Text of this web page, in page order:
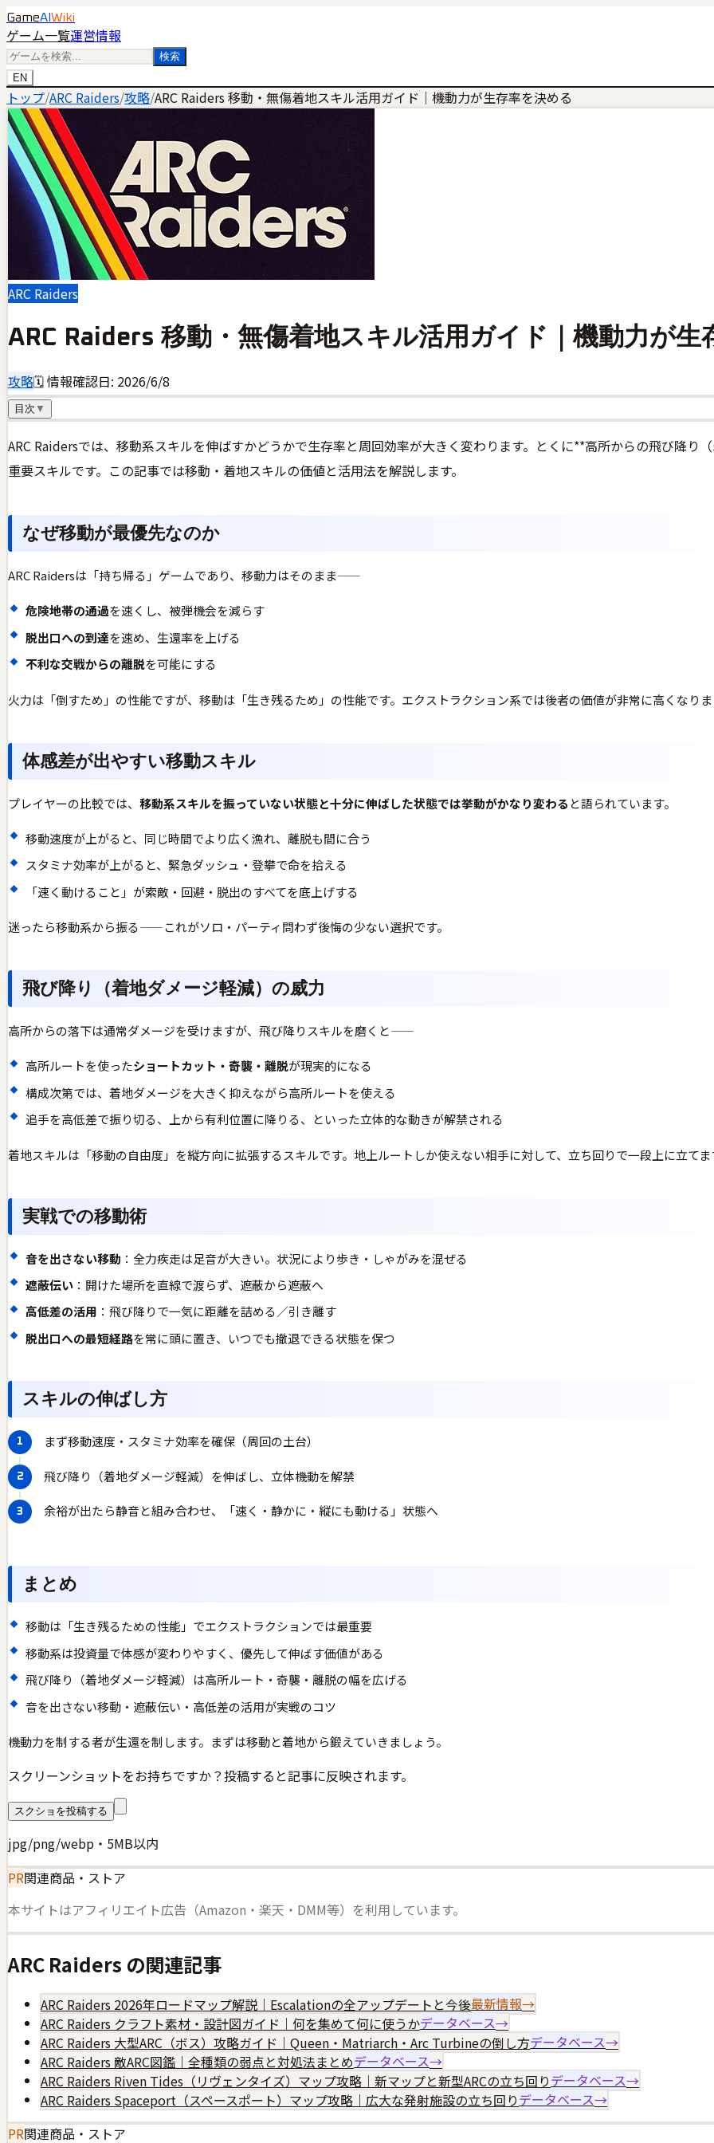
GameAI Wiki
ゲーム一覧運営情報
検索
EN
トップ/ARC Raiders/攻略/ARC Raiders 移動・無傷着地スキル活用ガイド｜機動力が生存率を決める
ARC Raiders
ARC Raiders 移動・無傷着地スキル活用ガイド｜機動力が生
攻略🗓 情報確認日: 2026/6/8
目次 ▼
ARC Raidersでは、移動系スキルを伸ばすかどうかで生存率と周回効率が大きく変わります。とくに**高所からの飛び降り
重要スキルです。この記事では移動・着地スキルの価値と活用法を解説します。
なぜ移動が最優先なのか
ARC Raidersは「持ち帰る」ゲームであり、移動力はそのまま——
危険地帯の通過を速くし、被弾機会を減らす
脱出口への到達を速め、生還率を上げる
不利な交戦からの離脱を可能にする
火力は「倒すため」の性能ですが、移動は「生き残るため」の性能です。エクストラクション系では後者の価値が非常に高くなり
体感差が出やすい移動スキル
プレイヤーの比較では、 移動系スキルを振っていない状態と十分に伸ばした状態では挙動がかなり変わる と語られています。
移動速度が上がると、同じ時間でより広く漁れ、離脱も間に合う
スタミナ効率が上がると、緊急ダッシュ・登攀で命を拾える
「速く動けること」が索敵・回避・脱出のすべてを底上げする
迷ったら移動系から振る——これがソロ・パーティ問わず後悔の少ない選択です。
飛び降り（着地ダメージ軽減）の威力
高所からの落下は通常ダメージを受けますが、飛び降りスキルを磨くと——
高所ルートを使ったショートカット・奇襲・離脱が現実的になる
構成次第では、着地ダメージを大きく抑えながら高所ルートを使える
追手を高低差で振り切る、上から有利位置に降りる、といった立体的な動きが解禁される
着地スキルは「移動の自由度」を縦方向に拡張するスキルです。地上ルートしか使えない相手に対して、立ち回りで一段上に立てま
実戦での移動術
音を出さない移動 ：全力疾走は足音が大きい。状況により歩き・しゃがみを混ぜる
遮蔽伝い：開けた場所を直線で渡らず、遮蔽から遮蔽へ
高低差の活用 ：飛び降りで一気に距離を詰める／引き離す
脱出口への最短経路を常に頭に置き、いつでも撤退できる状態を保つ
スキルの伸ばし方
まず移動速度・スタミナ効率を確保（周回の土台）
飛び降り（着地ダメージ軽減）を伸ばし、立体機動を解禁
余裕が出たら静音と組み合わせ、「速く・静かに・縦にも動ける」状態へ
まとめ
移動は「生き残るための性能」でエクストラクションでは最重要
移動系は投資量で体感が変わりやすく、優先して伸ばす価値がある
飛び降り（着地ダメージ軽減）は高所ルート・奇襲・離脱の幅を広げる
音を出さない移動・遮蔽伝い・高低差の活用が実戦のコツ
機動力を制する者が生還を制します。まずは移動と着地から鍛えていきましょう。
スクリーンショットをお持ちですか？投稿すると記事に反映されます。
スクショを投稿する
jpg/png/webp・5MB以内
PR関連商品・ストア
本サイトはアフィリエイト広告（Amazon・楽天・DMM等）を利用しています。
ARC Raiders の関連記事
ARC Raiders 2026年ロードマップ解説｜Escalationの全アップデートと今後最新情報→
ARC Raiders クラフト素材・設計図ガイド｜何を集めて何に使うかデータベース→
ARC Raiders 大型ARC（ボス）攻略ガイド｜Queen・Matriarch・Arc Turbineの倒し方データベース→
ARC Raiders 敵ARC図鑑｜全種類の弱点と対処法まとめデータベース→
ARC Raiders Riven Tides（リヴェンタイズ）マップ攻略｜新マップと新型ARCの立ち回りデータベース→
ARC Raiders Spaceport（スペースポート）マップ攻略｜広大な発射施設の立ち回りデータベース→
PR関連商品・ストア